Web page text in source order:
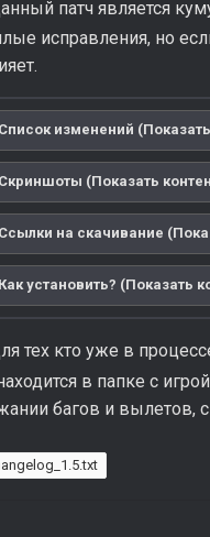
патч является
исправления, но
Список изменений
Скриншоты (Показать
Ссылки на скачивание
Как установить? (Показать
тех кто уже в
в папке с
багов и вылетов,